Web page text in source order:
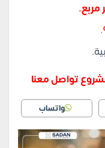
.
تواصل معنا
واتساب